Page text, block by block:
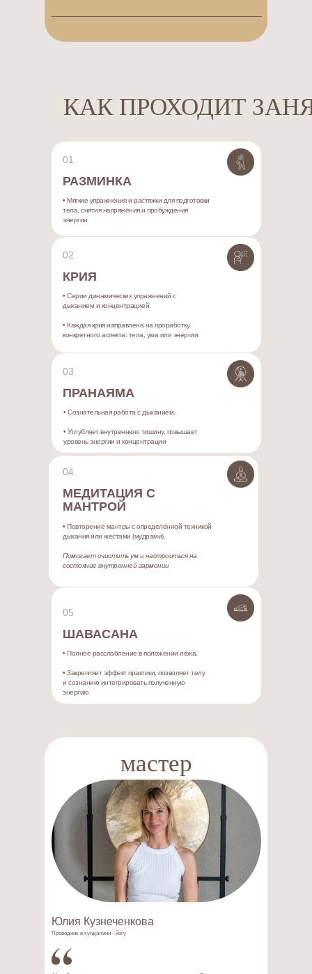
01
РАЗМИНКА
• Мягкие упражнения и растяжки для подготовки
тела, снятия напряжения и пробуждения
энергии
• Серии динамических упражнений с
дыханием и концентрацией.
• Каждая крия направлена на проработку
конкретного аспекта: тела, ума или энергии
КРИЯ
02
03
ПРАНАЯМА
• Сознательная работа с дыханием.
• Углубляет внутреннюю тишину, повышает
уровень энергии и концентрации
• Повторение мантры с определённой техникой
дыхания или жестами (мудрами).
Помогает очистить ум и настроиться на
состояние внутренней гармонии
МЕДИТАЦИЯ С
МАНТРОЙ
04
05
ШАВАСАНА
• Полное расслабление в положении лёжа.
• Закрепляет эффект практики, позволяет телу
и сознанию интегрировать полученную
энергию
КАК ПРОХОДИТ
мастер
Юлия Кузнеченкова
Проводник в кундалини - йогу